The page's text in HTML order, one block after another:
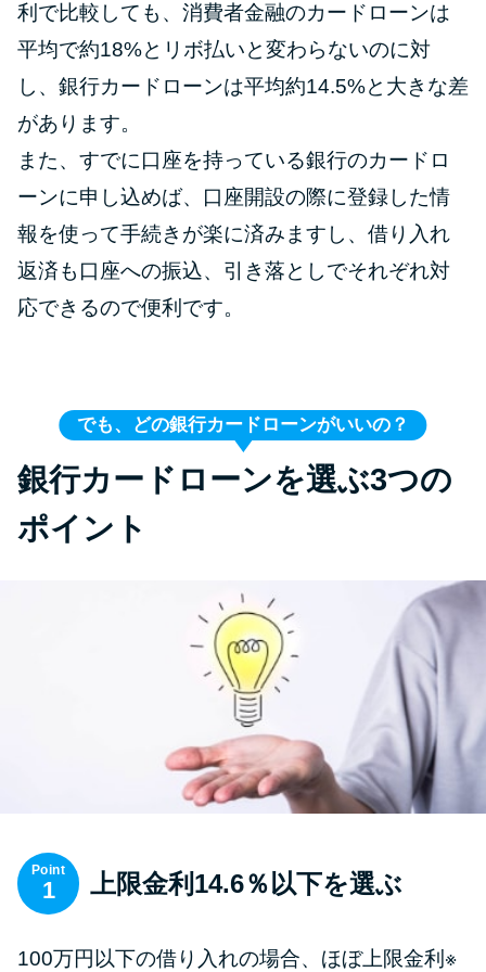
利で比較しても、消費者金融のカードローンは
平均で約18%とリボ払いと変わらないのに対
し、銀行カードローンは平均約14.5%と大きな差
があります。
また、すでに口座を持っている銀行のカードロ
ーンに申し込めば、口座開設の際に登録した情
報を使って手続きが楽に済みますし、借り入れ
返済も口座への振込、引き落としでそれぞれ対
応できるので便利です。
でも、どの銀行カードローンがいいの？
銀行カードローンを選ぶ3つの
ポイント
Point
1 上限金利14.6％以下を選ぶ
100万円以下の借り入れの場合、ほぼ上限金利※